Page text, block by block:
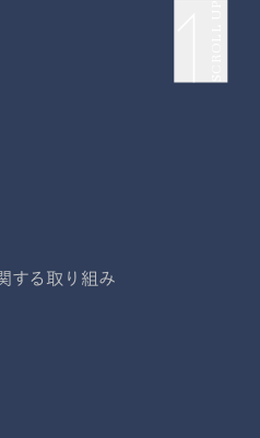
する取り組み